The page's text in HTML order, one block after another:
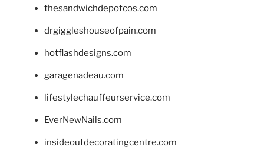
thesandwichdepotcos.com
drgiggleshouseofpain.com
hotflashdesigns.com
garagenadeau.com
lifestylechauffeurservice.com
EverNewNails.com
insideoutdecoratingcentre.com